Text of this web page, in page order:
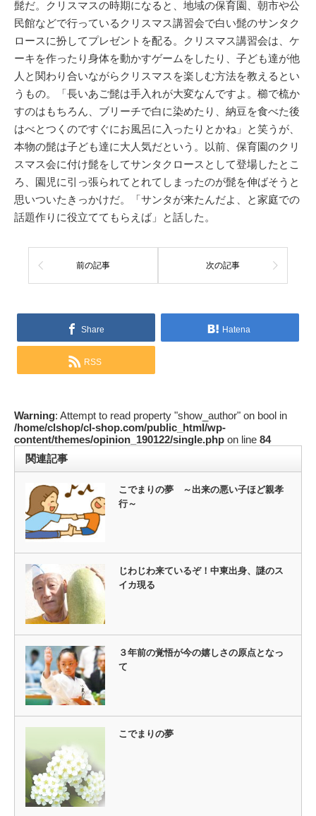
髭だ。クリスマスの時期になると、地域の保育園、朝市や公
民館などで行っているクリスマス講習会で白い髭のサンタク
ロースに扮してプレゼントを配る。クリスマス講習会は、ケ
ーキを作ったり身体を動かすゲームをしたり、子ども達が他
人と関わり合いながらクリスマスを楽しむ方法を教えるとい
うもの。「長いあご髭は手入れが大変なんですよ。櫛で梳か
すのはもちろん、ブリーチで白に染めたり、納豆を食べた後
はべとつくのですぐにお風呂に入ったりとかね」と笑うが、
本物の髭は子ども達に大人気だという。以前、保育園のクリ
スマス会に付け髭をしてサンタクロースとして登場したとこ
ろ、園児に引っ張られてとれてしまったのが髭を伸ばそうと
思いついたきっかけだ。「サンタが来たんだよ、と家庭での
話題作りに役立ててもらえば」と話した。
前の記事 次の記事
Share Hatena
RSS
Warning: Attempt to read property "show_author" on bool in
/home/clshop/cl-shop.com/public_html/wp-
content/themes/opinion_190122/single.php on line 84
関連記事
こでまりの夢 ～出来の悪い子ほど親孝
行～
じわじわ来ているぞ！中東出身、謎のス
イカ現る
３年前の覚悟が今の嬉しさの原点となっ
て
こでまりの夢